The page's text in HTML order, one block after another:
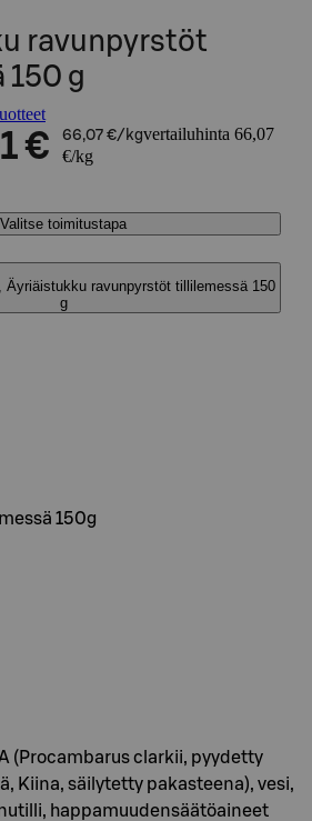
ravunpyrstöt
g
€ 66,07 €/kgvertailuhinta 66,07
€/kg
Valitse toimitustapa
Äyriäistukku ravunpyrstöt tillilemessä 150
g
150g
(Procambarus clarkii, pyydetty
Kiina, säilytetty pakasteena), vesi,
happamuudensäätöaineet